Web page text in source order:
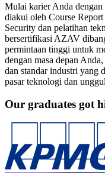
Mulai karier Anda
diakui oleh Course
Security dan pelatihan
bersertifikasi AZAV
permintaan tinggi untuk
dengan masa depan
dan standar industri yang
pasar teknologi dan
Our graduates got